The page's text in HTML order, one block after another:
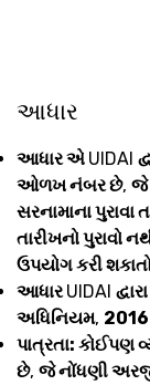
આધાર
આધાર એ UIDAI
ઓળખ નંબર છે, જે
સરનામાના
તારીખનો પુરાવો
ઉપયોગ કરી
આધારUIDAI
અધિનિયમ, 2016
પાત્રતા: કોઈપણ
છે, જે નોંધણી